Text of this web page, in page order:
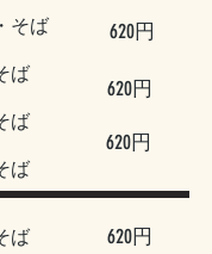
そば
ば
ば
ば
620円
620円
620円
ば 620円